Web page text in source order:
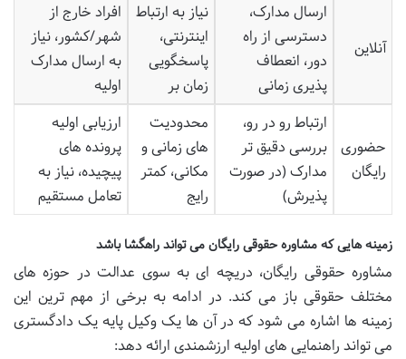
آنلاین
ارسال مدارک،
دسترسی از راه
دور، انعطاف
پذیری زمانی
نیاز به ارتباط
اینترنتی،
پاسخگویی
زمان بر
افراد خارج از
شهر/کشور، نیاز
به ارسال مدارک
اولیه
حضوری
رایگان
ارتباط رو در رو،
بررسی دقیق تر
مدارک (در صورت
پذیرش)
محدودیت
های زمانی و
مکانی، کمتر
رایج
ارزیابی اولیه
پرونده های
پیچیده، نیاز به
تعامل مستقیم
زمینه هایی که مشاوره حقوقی رایگان می تواند راهگشا باشد
مشاوره حقوقی رایگان، دریچه ای به سوی عدالت در حوزه های
مختلف حقوقی باز می کند. در ادامه به برخی از مهم ترین این
زمینه ها اشاره می شود که در آن ها یک وکیل پایه یک دادگستری
می تواند راهنمایی های اولیه ارزشمندی ارائه دهد: